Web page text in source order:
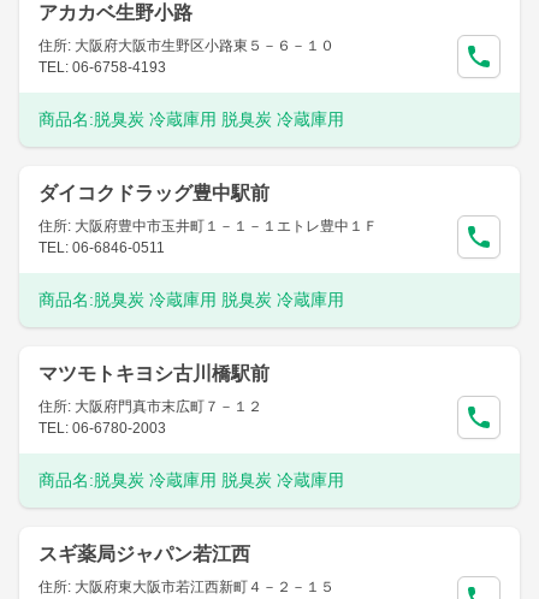
アカカベ生野小路
住所: 大阪府大阪市生野区小路東５－６－１０
TEL: 06-6758-4193
商品名:脱臭炭 冷蔵庫用 脱臭炭 冷蔵庫用
ダイコクドラッグ豊中駅前
住所: 大阪府豊中市玉井町１－１－１エトレ豊中１Ｆ
TEL: 06-6846-0511
商品名:脱臭炭 冷蔵庫用 脱臭炭 冷蔵庫用
マツモトキヨシ古川橋駅前
住所: 大阪府門真市末広町７－１２
TEL: 06-6780-2003
商品名:脱臭炭 冷蔵庫用 脱臭炭 冷蔵庫用
スギ薬局ジャパン若江西
住所: 大阪府東大阪市若江西新町４－２－１５